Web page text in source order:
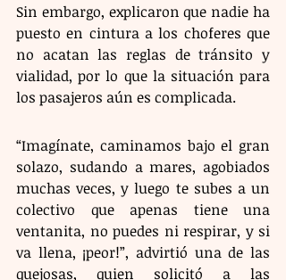
Sin embargo, explicaron que nadie ha
puesto en cintura a los choferes que
no acatan las reglas de tránsito y
vialidad, por lo que la situación para
los pasajeros aún es complicada.
“Imagínate, caminamos bajo el gran
solazo, sudando a mares, agobiados
muchas veces, y luego te subes a un
colectivo que apenas tiene una
ventanita, no puedes ni respirar, y si
va llena, ¡peor!”, advirtió una de las
quejosas, quien solicitó a las